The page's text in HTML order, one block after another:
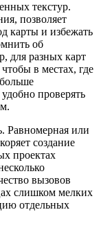
текстур.
позволяет
карты и избежать
об
для разных карт
в местах, где
проверять
Равномерная или
создание
проектах
вызовов
слишком мелких
отдельных